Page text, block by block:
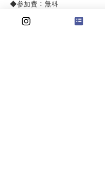
◆参加費：無料
◆参加申し込み方法：